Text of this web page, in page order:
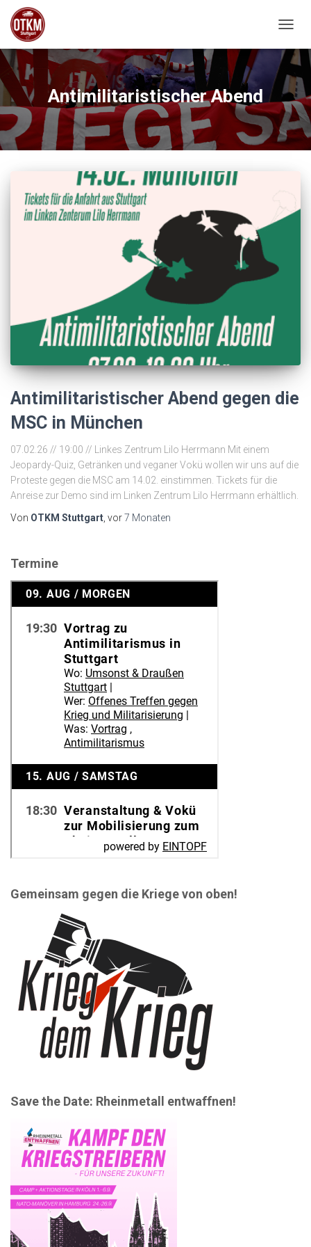
Antimilitaristischer Abend
Antimilitaristischer Abend gegen die
MSC in München
07.02.26 // 19:00 // Linkes Zentrum Lilo Herrmann Mit einem
Jeopardy-Quiz, Getränken und veganer Vokü wollen wir uns auf die
Proteste gegen die MSC am 14.02. einstimmen. Tickets für die
Anreise zur Demo sind im Linken Zentrum Lilo Herrmann erhältlich.
Von OTKM Stuttgart , vor7 Monaten
Termine
Gemeinsam gegen die Kriege von oben!
Save the Date: Rheinmetall entwaffnen!